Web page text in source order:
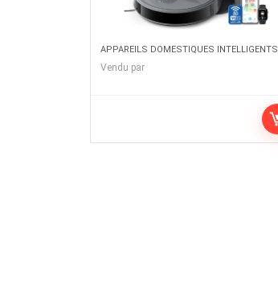
APPAREILS DOMESTIQUES INTELLIGENTS
Vendu par